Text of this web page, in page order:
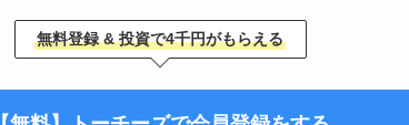
無料登録 & 投資で4千円がもらえる